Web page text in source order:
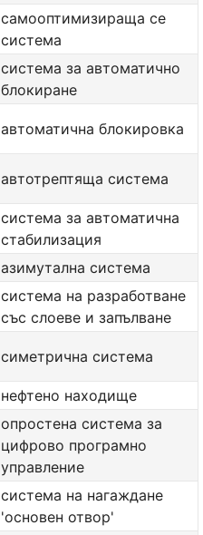
самооптимизираща се
система
система за автоматично
блокиране
автоматична блокировка
автотрептяща система
система за автоматична
стабилизация
азимутална система
система на разработване
със слоеве и запълване
симетрична система
нефтено находище
опростена система за
цифрово програмно
управление
система на нагаждане
'основен отвор'